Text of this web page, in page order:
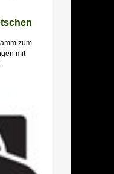
zum
mit